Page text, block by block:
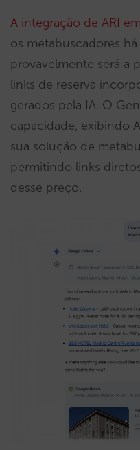
A integração de ARI
os metabuscadores
provavelmente será a
links de reserva
gerados pela IA. O
capacidade, exibindo
sua solução de
permitindo links
desse preço.